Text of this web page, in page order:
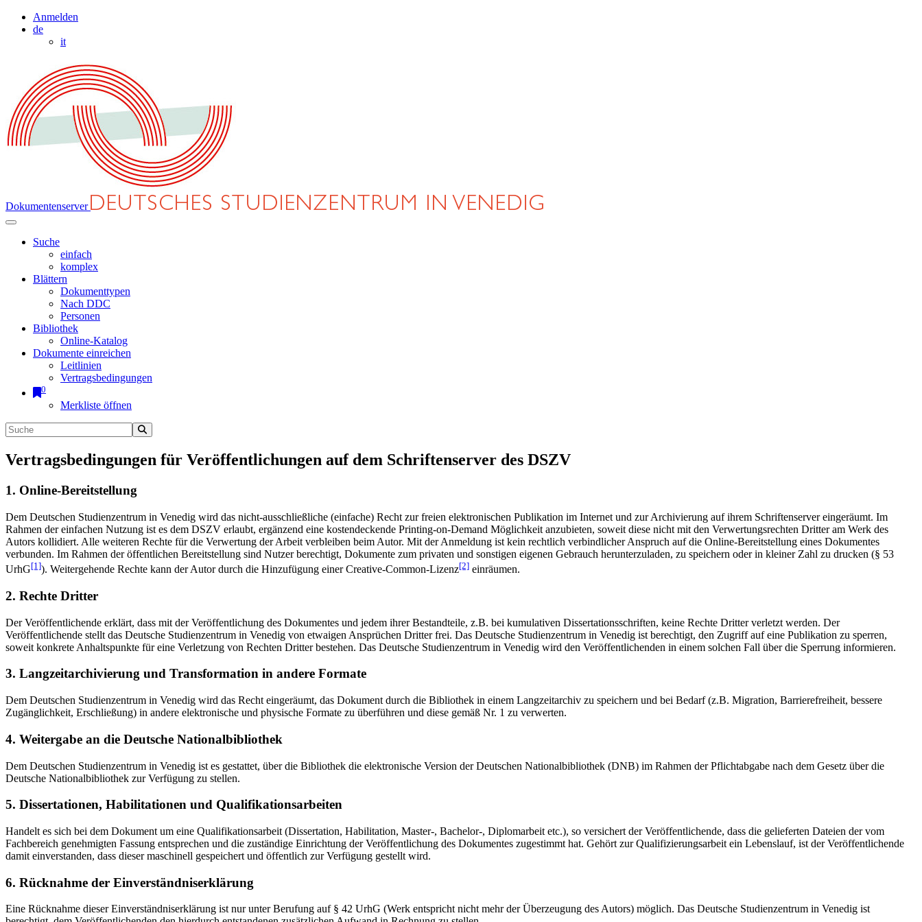
Anmelden
de
it
Dokumentenserver
Suche
einfach
komplex
Blättern
Dokumenttypen
Nach DDC
Personen
Bibliothek
Online-Katalog
Dokumente einreichen
Leitlinien
Vertragsbedingungen
0
Merkliste öffnen
Vertragsbedingungen für Veröffentlichungen auf dem Schriftenserver des DSZV
1. Online-Bereitstellung
Dem Deutschen Studienzentrum in Venedig wird das nicht-ausschließliche (einfache) Recht zur freien elektronischen Publikation im Internet und zur Archivierung auf ihrem Schriftenserver eingeräumt. Im
Rahmen der einfachen Nutzung ist es dem DSZV erlaubt, ergänzend eine kostendeckende Printing-on-Demand Möglichkeit anzubieten, soweit diese nicht mit den Verwertungsrechten Dritter am Werk des
Autors kollidiert. Alle weiteren Rechte für die Verwertung der Arbeit verbleiben beim Autor. Mit der Anmeldung ist kein rechtlich verbindlicher Anspruch auf die Online-Bereitstellung eines Dokumentes
verbunden. Im Rahmen der öffentlichen Bereitstellung sind Nutzer berechtigt, Dokumente zum privaten und sonstigen eigenen Gebrauch herunterzuladen, zu speichern oder in kleiner Zahl zu drucken (§ 53
UrhG[1]). Weitergehende Rechte kann der Autor durch die Hinzufügung einer Creative-Common-Lizenz[2] einräumen.
2. Rechte Dritter
Der Veröffentlichende erklärt, dass mit der Veröffentlichung des Dokumentes und jedem ihrer Bestandteile, z.B. bei kumulativen Dissertationsschriften, keine Rechte Dritter verletzt werden. Der
Veröffentlichende stellt das Deutsche Studienzentrum in Venedig von etwaigen Ansprüchen Dritter frei. Das Deutsche Studienzentrum in Venedig ist berechtigt, den Zugriff auf eine Publikation zu sperren,
soweit konkrete Anhaltspunkte für eine Verletzung von Rechten Dritter bestehen. Das Deutsche Studienzentrum in Venedig wird den Veröffentlichenden in einem solchen Fall über die Sperrung informieren.
3. Langzeitarchivierung und Transformation in andere Formate
Dem Deutschen Studienzentrum in Venedig wird das Recht eingeräumt, das Dokument durch die Bibliothek in einem Langzeitarchiv zu speichern und bei Bedarf (z.B. Migration, Barrierefreiheit, bessere
Zugänglichkeit, Erschließung) in andere elektronische und physische Formate zu überführen und diese gemäß Nr. 1 zu verwerten.
4. Weitergabe an die Deutsche Nationalbibliothek
Dem Deutschen Studienzentrum in Venedig ist es gestattet, über die Bibliothek die elektronische Version der Deutschen Nationalbibliothek (DNB) im Rahmen der Pflichtabgabe nach dem Gesetz über die
Deutsche Nationalbibliothek zur Verfügung zu stellen.
5. Dissertationen, Habilitationen und Qualifikationsarbeiten
Handelt es sich bei dem Dokument um eine Qualifikationsarbeit (Dissertation, Habilitation, Master-, Bachelor-, Diplomarbeit etc.), so versichert der Veröffentlichende, dass die gelieferten Dateien der vom
Fachbereich genehmigten Fassung entsprechen und die zuständige Einrichtung der Veröffentlichung des Dokumentes zugestimmt hat. Gehört zur Qualifizierungsarbeit ein Lebenslauf, ist der Veröffentlichende
damit einverstanden, dass dieser maschinell gespeichert und öffentlich zur Verfügung gestellt wird.
6. Rücknahme der Einverständniserklärung
Eine Rücknahme dieser Einverständniserklärung ist nur unter Berufung auf § 42 UrhG (Werk entspricht nicht mehr der Überzeugung des Autors) möglich. Das Deutsche Studienzentrum in Venedig ist